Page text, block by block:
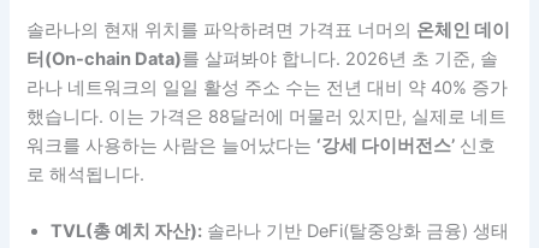
솔라나의 현재 위치를 파악하려면 가격표 너머의 온체인 데이
터(On-chain Data)를 살펴봐야 합니다. 2026년 초 기준, 솔
라나 네트워크의 일일 활성 주소 수는 전년 대비 약 40% 증가
했습니다. 이는 가격은 88달러에 머물러 있지만, 실제로 네트
워크를 사용하는 사람은 늘어났다는 ‘강세 다이버전스’ 신호
로 해석됩니다.
TVL(총 예치 자산): 솔라나 기반 DeFi(탈중앙화 금융) 생태